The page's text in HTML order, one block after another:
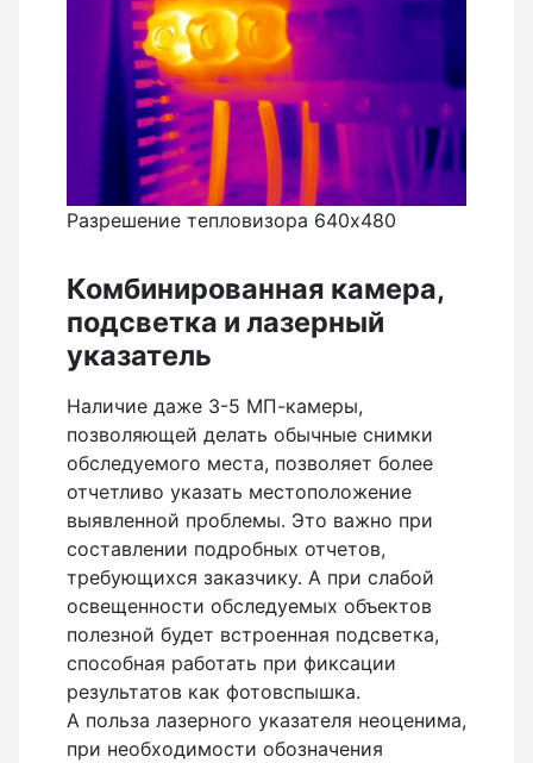
Разрешение тепловизора 640х480
Комбинированная камера,
подсветка и лазерный
указатель
Наличие даже 3-5 МП-камеры,
позволяющей делать обычные снимки
обследуемого места, позволяет более
отчетливо указать местоположение
выявленной проблемы. Это важно при
составлении подробных отчетов,
требующихся заказчику. А при слабой
освещенности обследуемых объектов
полезной будет встроенная подсветка,
способная работать при фиксации
результатов как фотовспышка.
А польза лазерного указателя неоценима,
при необходимости обозначения
Угломеры и уровни
Угломеры ADA — серии AngleRuler и AngleMeter для
точного измерения углов в Краснодаре
Уровни ADA — пузырьковые и электронные уровни
официального дилера ADA Instruments
Уровни AMO
Штативы
Аксессуары для штатива
Штанги телескопические
Штативы геодезичесие
Показать еще
Электроизмерительные приборы
Аксессуары электроизмерительных приборов
Детектор напряжения